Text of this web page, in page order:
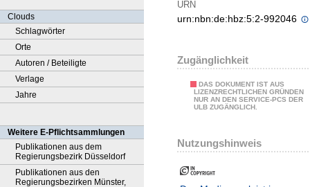
Clouds
Schlagwörter
Orte
Autoren / Beteiligte
Verlage
Jahre
Weitere E-Pflichtsammlungen
Publikationen aus dem
Regierungsbezirk Düsseldorf
Publikationen aus den
Regierungsbezirken Münster,
URN
urn:nbn:de:hbz:5:2-992046
Zugänglichkeit
DAS DOKUMENT IST AUS
LIZENZRECHTLICHEN GRÜNDEN
NUR AN DEN SERVICE-PCS DER
ULB ZUGÄNGLICH.
Nutzungshinweis